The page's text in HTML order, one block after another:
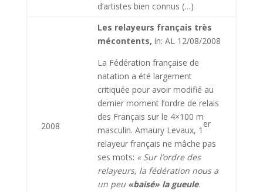
d’artistes bien connus (…)
2008
Les relayeurs français très
mécontents, in: AL 12/08/2008
La Fédération française de
natation a été largement
critiquée pour avoir modifié au
dernier moment l’ordre de relais
des Français sur le 4×100 m
masculin. Amaury Levaux, 1
er
relayeur français ne mâche pas
ses mots: « Sur l’ordre des
relayeurs, la fédération nous a
un peu «baisé» la gueule.